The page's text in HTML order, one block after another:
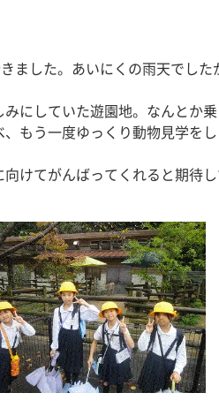
した。あいにくの雨天でし
にしていた遊園地。なんとか
もう一度ゆっくり動物見学を
けてがんばってくれると期待し